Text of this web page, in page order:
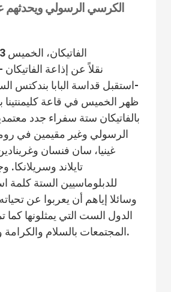
الكرسي الرسولي ويحدثهم
).
-استقبل قداسة البابا بندكتس
ظهر الخميس في قاعة كليمنتينا
بالفاتيكان ستة سفراء جدد
الرسولي وغير مقيمين في
غينيا، سان فنسان
تايلاند وسريلانكا.
للدبلوماسيين الستة كلمة
وسائلا إياهم أن يعربوا عن
الدول الست التي يمثلونها كما
المجتمعات بالسلام والكرامة والوفاق والوحدة.